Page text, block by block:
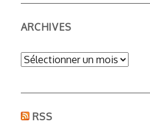
ARCHIVES
Archives
RSS